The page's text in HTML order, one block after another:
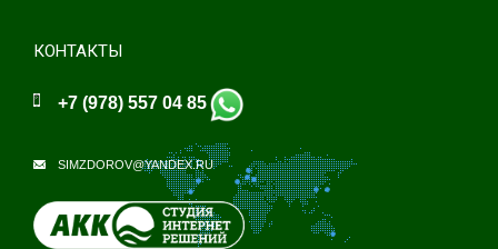
КОНТАКТЫ
+7 (978) 557 04 85
SIMZDOROV@YANDEX.RU